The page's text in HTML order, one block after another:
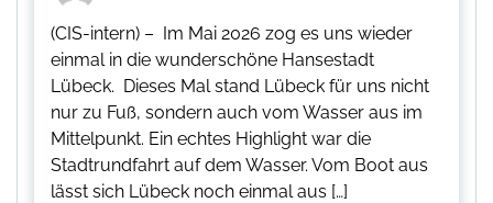
(CIS-intern) – Im Mai 2026 zog es uns wieder
einmal in die wunderschöne Hansestadt
Lübeck. Dieses Mal stand Lübeck für uns nicht
nur zu Fuß, sondern auch vom Wasser aus im
Mittelpunkt. Ein echtes Highlight war die
Stadtrundfahrt auf dem Wasser. Vom Boot aus
lässt sich Lübeck noch einmal aus […]